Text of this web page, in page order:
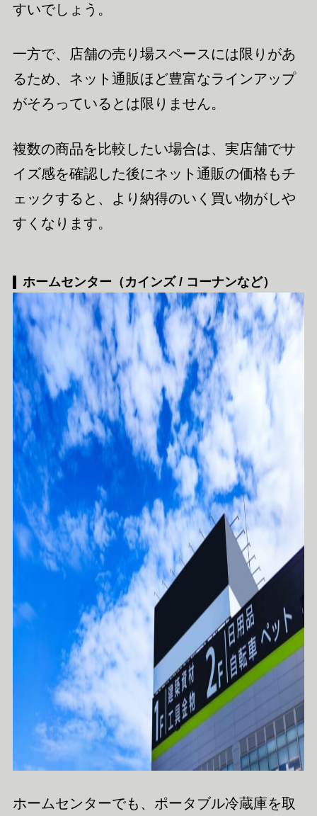
すいでしょう。
一方で、店舗の売り場スペースには限りがあ
るため、ネット通販ほど豊富なラインアップ
がそろっているとは限りません。
複数の商品を比較したい場合は、実店舗でサ
イズ感を確認した後にネット通販の価格もチ
ェックすると、より納得のいく買い物がしや
すくなります。
ホームセンター（カインズ / コーナンなど）
ホームセンターでも、ポータブル冷蔵庫を取